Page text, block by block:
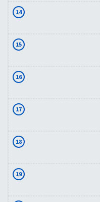
14
15
16
17
18
19